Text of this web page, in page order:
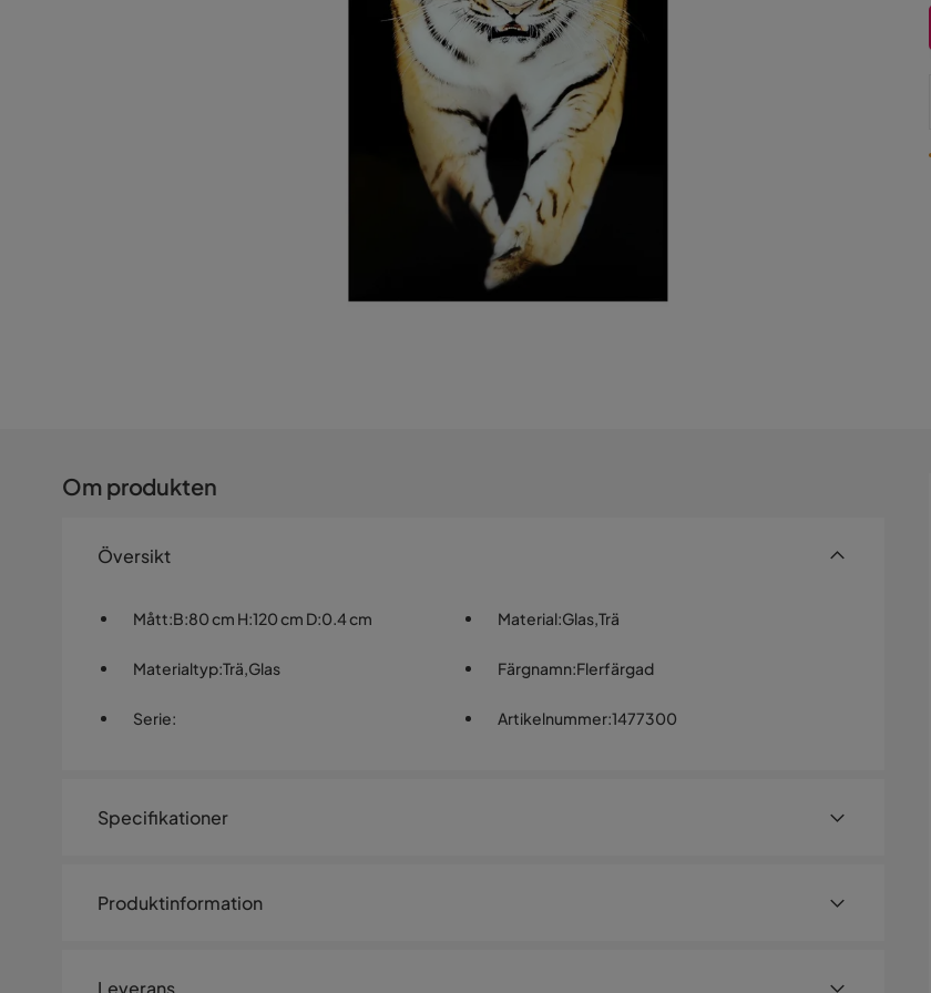
Om produkten
Översikt
Mått:B:80 cm H:120 cm D:0.4 cm Material:Glas,Trä
Materialtyp:Trä,Glas Färgnamn:Flerfärgad
Serie: Artikelnummer:1477300
Specifikationer
Storlek
Produktinformation
Leverans